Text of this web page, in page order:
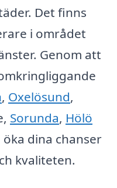
Det finns
i området
Genom att
, Oxelösund,
Sorunda, Hölö
öka dina chanser
kvaliteten.